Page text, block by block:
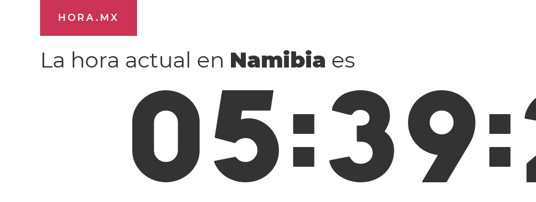
HORA.MX
La hora actual en Namibia es
05:39: